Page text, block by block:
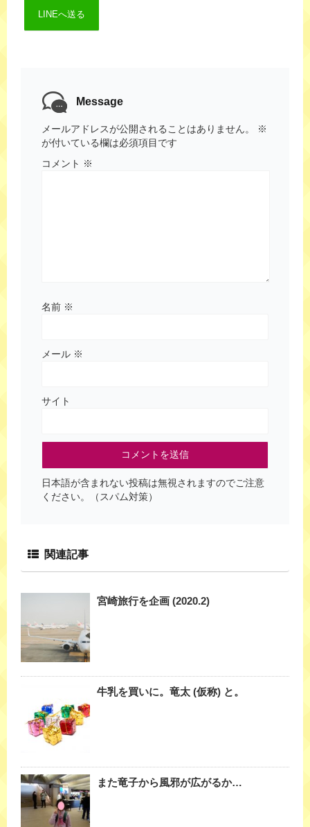
LINEへ送る
Message
メールアドレスが公開されることはありません。
※
が付いている欄は必須項目です
コメント ※
名前 ※
メール ※
サイト
日本語が含まれない投稿は無視されますのでご注意
ください。（スパム対策）
関連記事
宮崎旅行を企画 (2020.2)
牛乳を買いに。竜太 (仮称) と。
また竜子から風邪が広がるか…